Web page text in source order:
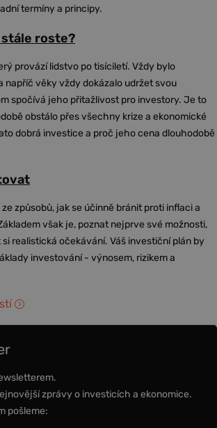
termíny a principy.
stále roste?
provází lidstvo po tisíciletí. Vždy bylo
napříč věky vždy dokázalo udržet svou
spočívá jeho přitažlivost pro investory. Je to
obstálo přes všechny krize a ekonomické
dobrá investice a proč jeho cena dlouhodobě
způsobů, jak se účinně bránit proti inflaci a
však je, poznat nejprve své možnosti,
realistická očekávání. Váš investiční plán by
investování - výnosem, rizikem a
zprávy o investicích a ekonomice.
pošleme: